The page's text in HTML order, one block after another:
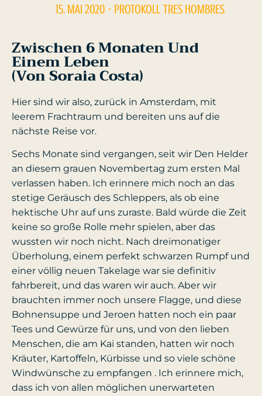
15. MAI 2020 - PROTOKOLL TRES HOMBRES
Zwischen 6 Monaten Und
Einem Leben
(von Soraia Costa)
Hier sind wir also, zurück in Amsterdam, mit
leerem Frachtraum und bereiten uns auf die
nächste Reise vor.
Sechs Monate sind vergangen, seit wir Den Helder
an diesem grauen Novembertag zum ersten Mal
verlassen haben. Ich erinnere mich noch an das
stetige Geräusch des Schleppers, als ob eine
hektische Uhr auf uns zuraste. Bald würde die Zeit
keine so große Rolle mehr spielen, aber das
wussten wir noch nicht. Nach dreimonatiger
Überholung, einem perfekt schwarzen Rumpf und
einer völlig neuen Takelage war sie definitiv
fahrbereit, und das waren wir auch. Aber wir
brauchten immer noch unsere Flagge, und diese
Bohnensuppe und Jeroen hatten noch ein paar
Tees und Gewürze für uns, und von den lieben
Menschen, die am Kai standen, hatten wir noch
Kräuter, Kartoffeln, Kürbisse und so viele schöne
Windwünsche zu empfangen . Ich erinnere mich,
dass ich von allen möglichen unerwarteten